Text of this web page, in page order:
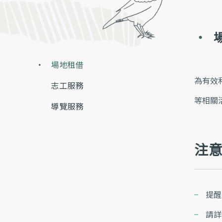
為有效
等相關
注
提
請
場地租借
志工服務
導覽服務